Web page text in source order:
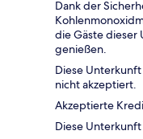
Dank der
die Gäste
genießen.
Diese
nicht akzeptiert.
Akzeptierte
Diese